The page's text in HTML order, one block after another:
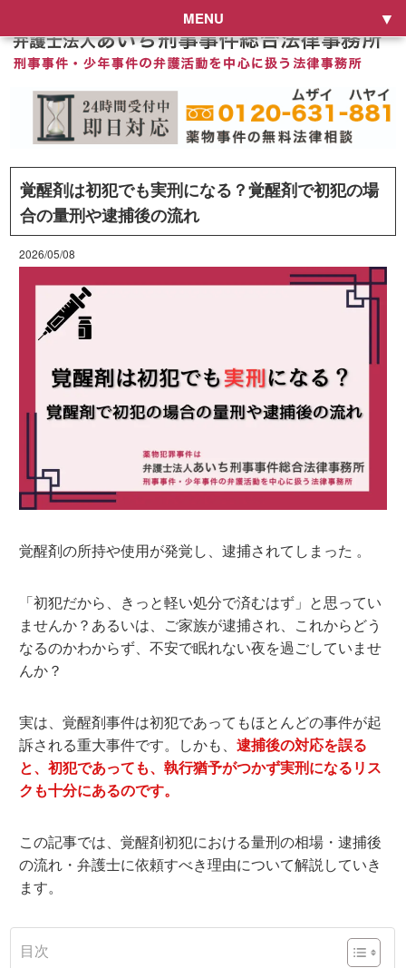
MENU
覚醒剤は初犯でも実刑になる？覚醒剤で初犯の場
合の量刑や逮捕後の流れ
2026/05/08
覚醒剤の所持や使用が発覚し、逮捕されてしまった 。
「初犯だから、きっと軽い処分で済むはず」と思ってい
ませんか？あるいは、ご家族が逮捕され、これからどう
なるのかわからず、不安で眠れない夜を過ごしていませ
んか？
実は、覚醒剤事件は初犯であってもほとんどの事件が起
訴される重大事件です。しかも、逮捕後の対応を誤る
と、初犯であっても、執行猶予がつかず実刑になるリス
クも十分にあるのです。
この記事では、覚醒剤初犯における量刑の相場・逮捕後
の流れ・弁護士に依頼すべき理由について解説していき
ます。
目次